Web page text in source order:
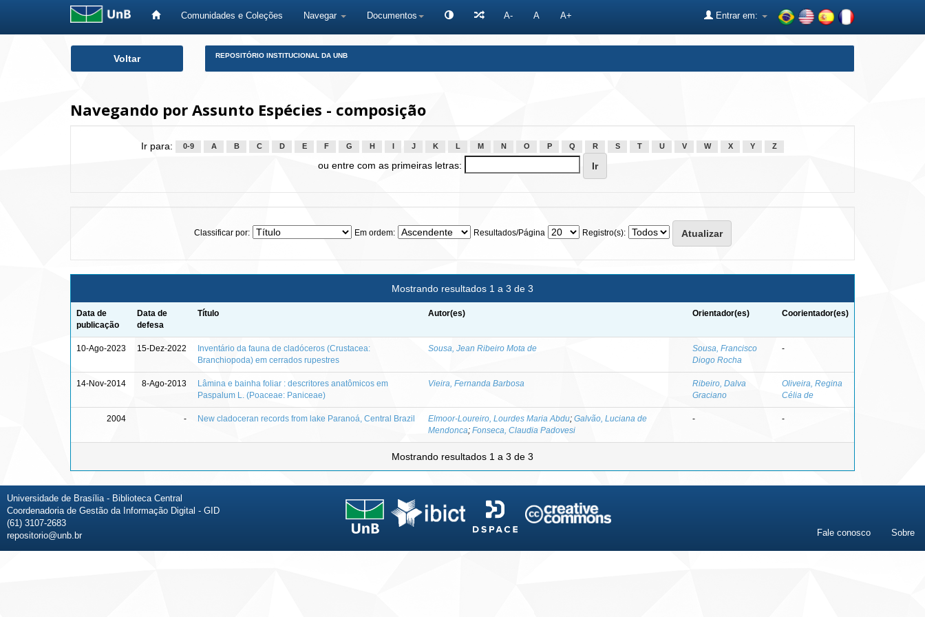
Comunidades e Coleções Navegar Documentos A- A A+ Entrar em:
Voltar REPOSITÓRIO INSTITUCIONAL DA UNB
Navegando por Assunto Espécies - composição
Ir para: 0-9 A B C D E F G H J K L M N O P Q R S T U V W X Y Z
ou entre com as primeiras letras:
Classificar por: Em ordem: Resultados/Página Registro(s):
Mostrando resultados 1 a 3 de 3
Data de
publicação
Data de
defesa
Título Autor(es) Orientador(es) Coorientador(es)
10-Ago-2023 15-Dez-2022
Inventário da fauna de cladóceros (Crustacea:
Branchiopoda) em cerrados rupestres
Sousa, Jean Ribeiro Mota de
Sousa, Francisco
Diogo Rocha
-
14-Nov-2014 8-Ago-2013
Lâmina e bainha foliar : descritores anatômicos em
Paspalum L. (Poaceae: Paniceae)
Vieira, Fernanda Barbosa
Ribeiro, Dalva
Graciano
Oliveira, Regina
Célia de
2004 - New cladoceran records from lake Paranoá, Central Brazil Elmoor-Loureiro, Lourdes Maria Abdu; Galvão, Luciana de
Mendonca; Fonseca, Claudia Padovesi
- -
Mostrando resultados 1 a 3 de 3
Universidade de Brasília - Biblioteca Central
Coordenadoria de Gestão da Informação Digital - GID
(61) 3107-2683
repositorio@unb.br
Fale conosco Sobre